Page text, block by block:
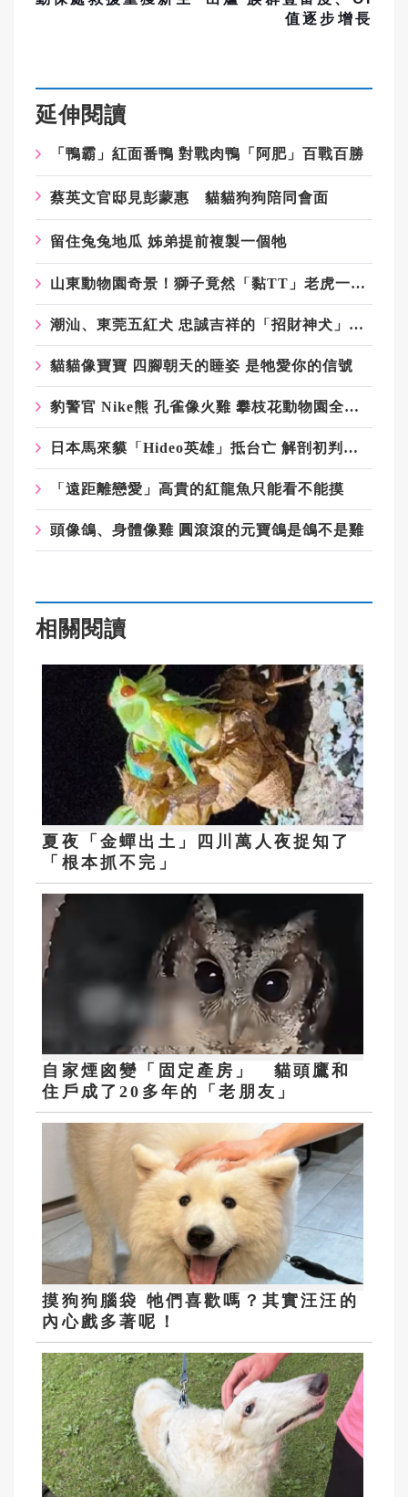
值逐步增長
延伸閱讀
「鴨霸」紅面番鴨 對戰肉鴨「阿肥」百戰百勝
蔡英文官邸見彭蒙惠 貓貓狗狗陪同會面
留住兔兔地瓜 姊弟提前複製一個牠
山東動物園奇景！獅子竟然「黏TT」老虎一臉好無奈
潮汕、東莞五紅犬 忠誠吉祥的「招財神犬」卻愛打群架
貓貓像寶寶 四腳朝天的睡姿 是牠愛你的信號
豹警官 Nike熊 孔雀像火雞 攀枝花動物園全是「胖子」
日本馬來貘「Hideo英雄」抵台亡 解剖初判為熱死
「遠距離戀愛」高貴的紅龍魚只能看不能摸
頭像鴿、身體像雞 圓滾滾的元寶鴿是鴿不是雞
相關閱讀
夏夜「金蟬出土」四川萬人夜捉知了
「根本抓不完」
自家煙囪變「固定產房」 貓頭鷹和
住戶成了20多年的「老朋友」
摸狗狗腦袋 牠們喜歡嗎？其實汪汪的
內心戲多著呢！